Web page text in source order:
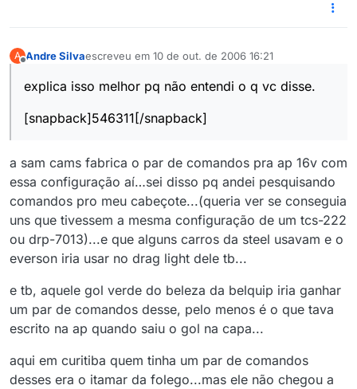
A Andre Silvaescreveu em 10 de out. de 2006 16:21
última edição por
explica isso melhor pq não entendi o q vc disse.
[snapback]546311[/snapback]
a sam cams fabrica o par de comandos pra ap 16v com
essa configuração aí…sei disso pq andei pesquisando
comandos pro meu cabeçote...(queria ver se conseguia
uns que tivessem a mesma configuração de um tcs-222
ou drp-7013)...e que alguns carros da steel usavam e o
everson iria usar no drag light dele tb...
e tb, aquele gol verde do beleza da belquip iria ganhar
um par de comandos desse, pelo menos é o que tava
escrito na ap quando saiu o gol na capa...
aqui em curitiba quem tinha um par de comandos
desses era o itamar da folego...mas ele não chegou a